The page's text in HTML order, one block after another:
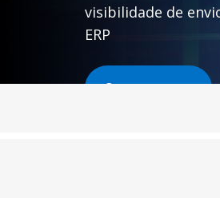
visibilidade de
ERP
Comece agora